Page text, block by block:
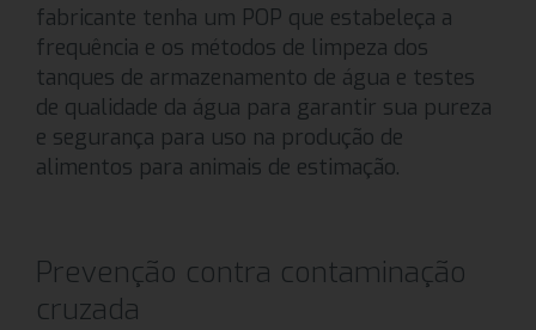
fabricante tenha um POP que estabeleça a
frequência e os métodos de limpeza dos
tanques de armazenamento de água e testes
de qualidade da água para garantir sua pureza
e segurança para uso na produção de
alimentos para animais de estimação.
Prevenção contra contaminação
cruzada